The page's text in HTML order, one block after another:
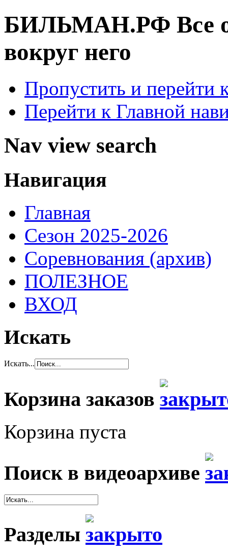
БИЛЬМАН.РФ Все
вокруг него
Пропустить и перейти
Перейти к Главной
Nav view search
Навигация
Главная
Сезон 2025-2026
Соревнования (архив)
ПОЛЕЗНОЕ
ВХОД
Искать
Искать...
Корзина заказов
Корзина пуста
Поиск в видеоархиве
Разделы